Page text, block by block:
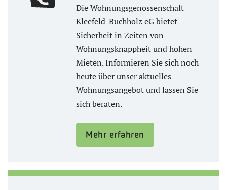
Die Wohnungsgenossenschaft
Kleefeld-Buchholz eG bietet
Sicherheit in Zeiten von
Wohnungsknappheit und hohen
Mieten. Informieren Sie sich noch
heute über unser aktuelles
Wohnungsangebot und lassen Sie
sich beraten.
Mehr erfahren